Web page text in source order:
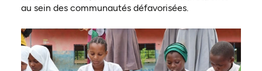
au sein des communautés défavorisées.